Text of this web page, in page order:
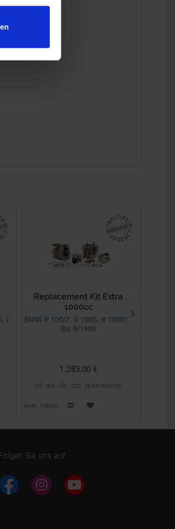
R 100RT, R 100GS, R 100R
Replacement Kit Extra
1000cc
99mm Plug & Play
BMW R 100/7, R 100S, R 100RS, R 100RT
Bis 9/1980
1.283,00 €
inkl. ges. USt., zzgl. Versandkosten
Art.Nr. 1100105
Sie uns auf